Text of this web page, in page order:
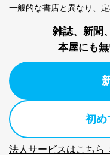
一般的な書店と異なり、
雑誌、新聞
本屋にも
初め
法人サービスはこちら